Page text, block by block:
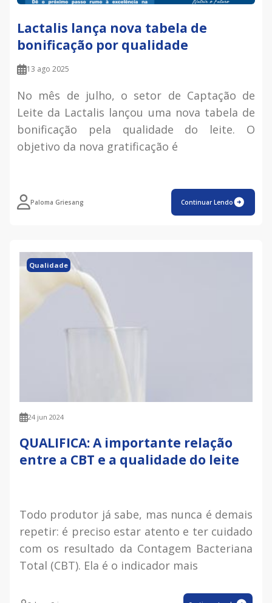
Lactalis lança nova tabela de
bonificação por qualidade
13 ago 2025
No mês de julho, o setor de Captação de
Leite da Lactalis lançou uma nova tabela de
bonificação pela qualidade do leite. O
objetivo da nova gratificação é
Paloma Griesang Continuar Lendo
Qualidade
24 jun 2024
QUALIFICA: A importante relação
entre a CBT e a qualidade do leite
Todo produtor já sabe, mas nunca é demais
repetir: é preciso estar atento e ter cuidado
com os resultado da Contagem Bacteriana
Total (CBT). Ela é o indicador mais